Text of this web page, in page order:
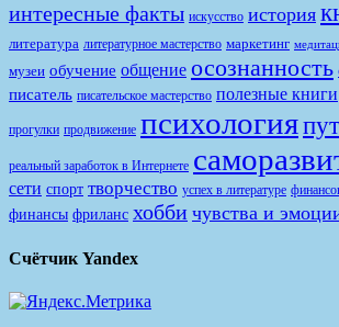
интересные факты искусство история
литература литературное мастерство маркетинг
музеи обучение общение осознанность
писатель писательское мастерство полезные книги
прогулки продвижение психология
реальный заработок в Интернете
сети спорт творчество успех в литературе
финансы фриланс хобби чувства и
Счётчик Yandex